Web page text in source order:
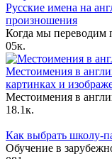
Русские имена на
произношения
Когда мы переводим
05к.
Местоимения в
картинках и
Местоимения в
18.1к.
Как выбрать школу-
Обучение в